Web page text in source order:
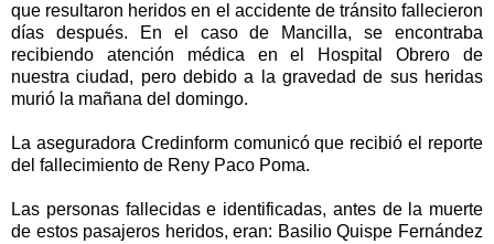
que resultaron heridos en el accidente de tránsito fallecieron
días después. En el caso de Mancilla, se encontraba
recibiendo atención médica en el Hospital Obrero de
nuestra ciudad, pero debido a la gravedad de sus heridas
murió la mañana del domingo.
La aseguradora Credinform comunicó que recibió el reporte
del fallecimiento de Reny Paco Poma.
Las personas fallecidas e identificadas, antes de la muerte
de estos pasajeros heridos, eran: Basilio Quispe Fernández